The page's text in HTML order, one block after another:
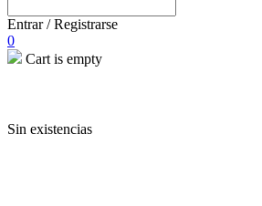
Entrar / Registrarse
0
Cart is empty
Sin existencias